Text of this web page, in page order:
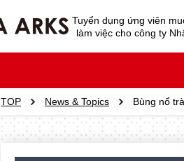
Tuyển dụng ứng viên
làm việc cho công ty
TOP News & Topics Bùng nổ